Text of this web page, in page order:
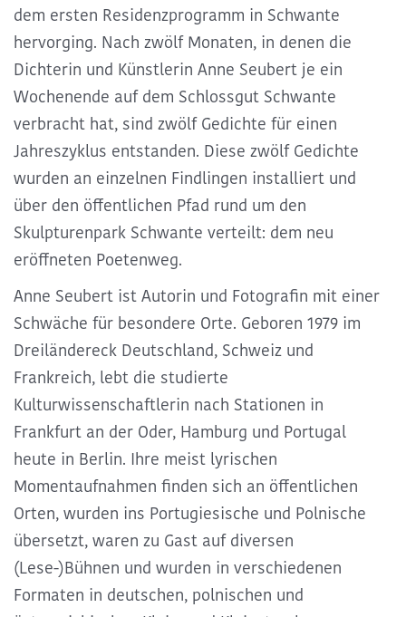
dem ersten Residenzprogramm in Schwante
hervorging. Nach zwölf Monaten, in denen die
Dichterin und Künstlerin Anne Seubert je ein
Wochenende auf dem Schlossgut Schwante
verbracht hat, sind zwölf Gedichte für einen
Jahreszyklus entstanden. Diese zwölf Gedichte
wurden an einzelnen Findlingen installiert und
über den öffentlichen Pfad rund um den
Skulpturenpark Schwante verteilt: dem neu
eröffneten Poetenweg.
Anne Seubert ist Autorin und Fotografin mit einer
Schwäche für besondere Orte. Geboren 1979 im
Dreiländereck Deutschland, Schweiz und
Frankreich, lebt die studierte
Kulturwissenschaftlerin nach Stationen in
Frankfurt an der Oder, Hamburg und Portugal
heute in Berlin. Ihre meist lyrischen
Momentaufnahmen finden sich an öffentlichen
Orten, wurden ins Portugiesische und Polnische
übersetzt, waren zu Gast auf diversen
(Lese-)Bühnen und wurden in verschiedenen
Formaten in deutschen, polnischen und